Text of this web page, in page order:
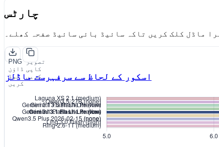
چارٹس
ماڈل کلک کریں تاکہ سائیڈ بائی سائیڈ صفحہ کھلے۔
PNG
ڈاؤن
لوڈ
کریں
تصویر
کاپی
کریں
اسکور کے لحاظ سے سرفہرست ماڈلز